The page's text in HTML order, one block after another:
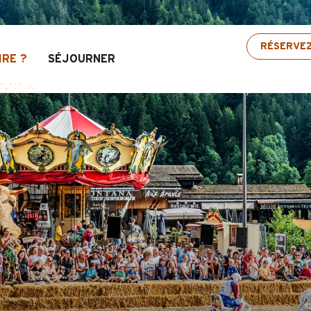
30% de réduction sur une sélection
? SÉJOURNER